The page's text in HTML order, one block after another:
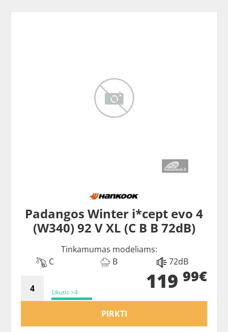
Padangos Winter i*cept evo 4
(W340) 92 V XL (C B B 72dB)
Tinkamumas modeliams:
C
B 72dB
Likutis >4 119 99€
PIRKTI